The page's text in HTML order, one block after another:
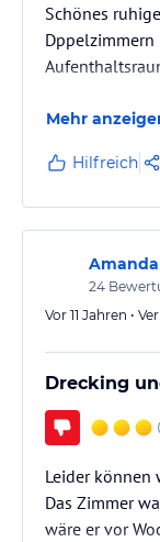
Schönes
Dppelzimmern
Mehr
Hilfreich
Amanda
24
Vor 11 Jahren •
Drecking
Leider können
Das Zimmer
wäre er vor